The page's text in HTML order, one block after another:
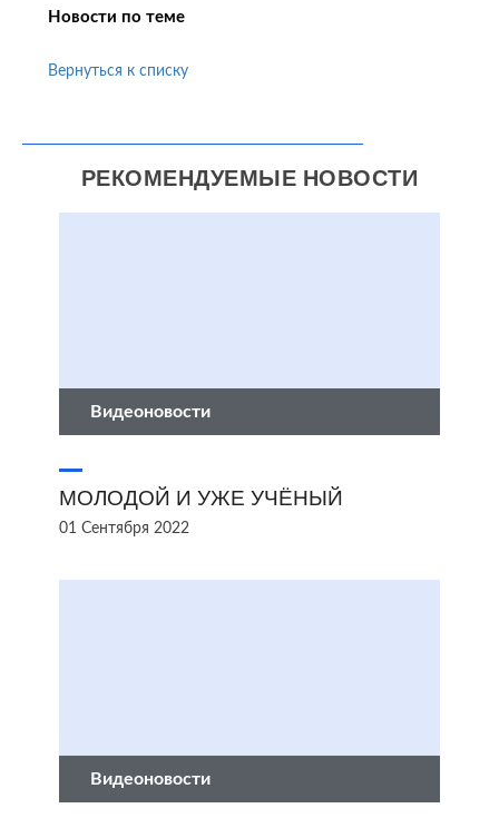
Новости по теме
Вернуться к списку
РЕКОМЕНДУЕМЫЕ НОВОСТИ
Видеоновости
МОЛОДОЙ И УЖЕ УЧЁНЫЙ
01 Сентября 2022
Видеоновости